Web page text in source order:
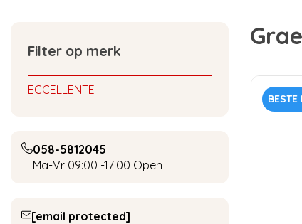
Filter op merk
ECCELLENTE
058-5812045
Ma-Vr 09:00 -17:00 Open
[email protected]
BESTE